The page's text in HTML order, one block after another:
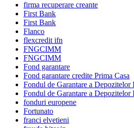
firma recuperare creante
First Bank
First Bank
Flanco
flexcredit ifn
FNGCIMM
FNGCIMM
Fond garantare
Fond garantare credite Prima Casa
Fondul de Garantare a
Fondul de Garantare a
fonduri europene
Fortunato
franci elvetieni